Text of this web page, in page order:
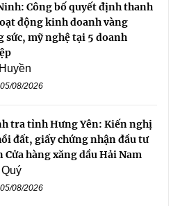
Công bố quyết định thanh
động kinh doanh vàng
sức, mỹ nghệ tại 5 doanh
08/2026
tra tỉnh Hưng Yên: Kiến nghị
đất, giấy chứng nhận đầu tư
Cửa hàng xăng dầu Hải Nam
08/2026